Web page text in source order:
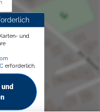
und
erforderlich.